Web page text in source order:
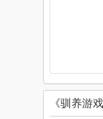
《驯养游